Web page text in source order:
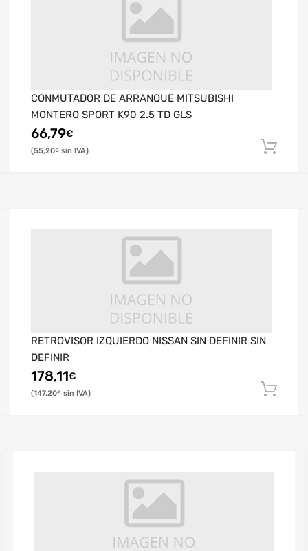
CONMUTADOR DE ARRANQUE MITSUBISHI
MONTERO SPORT K90 2.5 TD GLS
66,79€
55,20€
RETROVISOR IZQUIERDO NISSAN SIN DEFINIR SIN
DEFINIR
178,11€
147,20€